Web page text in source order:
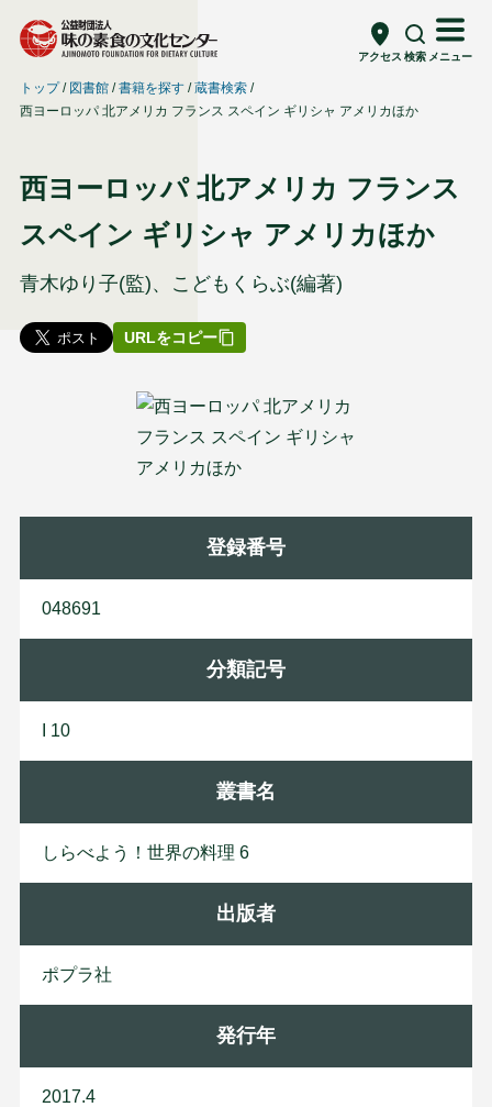
アクセス 検索 メニュー
トップ 図書館 書籍を探す
蔵書検索
西ヨーロッパ 北アメリカ フランス スペイン ギリシャ アメリカほか
西ヨーロッパ 北アメリカ フランス
スペイン ギリシャ アメリカほか
青木ゆり子(監)、こどもくらぶ(編著)
URLをコピー
登録番号
048691
分類記号
I 10
叢書名
しらべよう！世界の料理 6
出版者
ポプラ社
発行年
2017.4